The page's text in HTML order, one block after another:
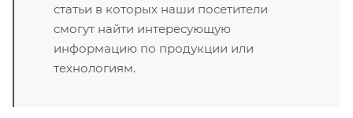
статьи в которых наши посетители
смогут найти интересующую
информацию по продукции или
технологиям.